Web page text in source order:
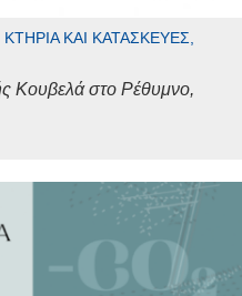
ΚΑΙ ΚΑΤΑΣΚΕΥΈΣ,
Κουβελά στο Ρέθυμνο,